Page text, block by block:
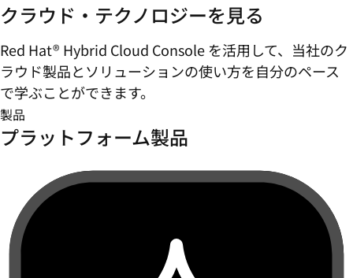
クラウド・テクノロジーを見る
Red Hat® Hybrid Cloud Console を活用して、当社のク
ラウド製品とソリューションの使い方を自分のペース
で学ぶことができます。
製品
プラットフォーム製品